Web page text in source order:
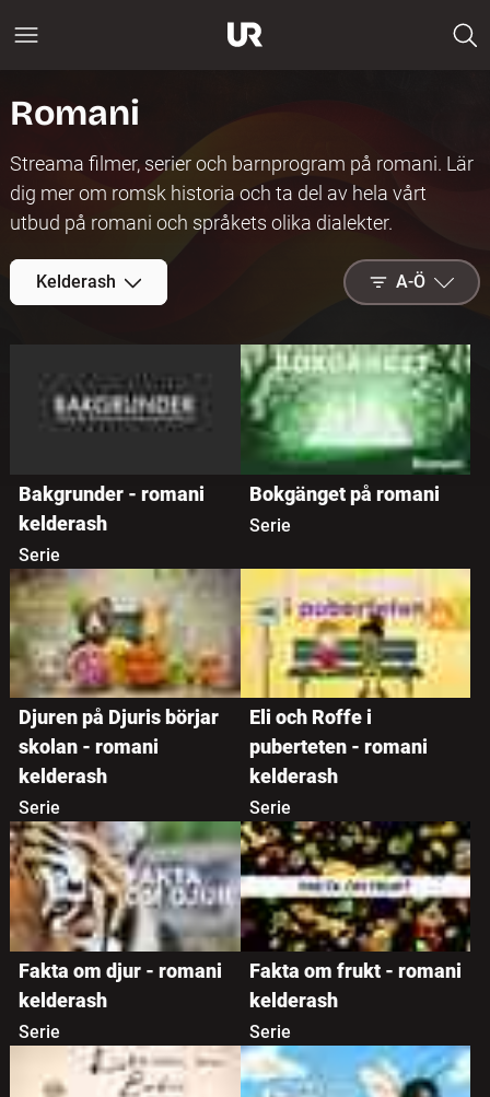
Romani
Streama filmer, serier och barnprogram på romani. Lär
dig mer om romsk historia och ta del av hela vårt
utbud på romani och språkets olika dialekter.
Kelderash A-Ö
A-Ö
Nytt på
Play
Populärast
Bakgrunder - romani
kelderash
Serie
Bokgänget på romani
Serie
Djuren på Djuris börjar
skolan - romani
kelderash
Serie
Eli och Roffe i
puberteten - romani
kelderash
Serie
Fakta om djur - romani
kelderash
Serie
Fakta om frukt - romani
kelderash
Serie